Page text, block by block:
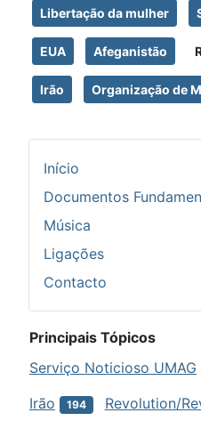
Libertação da mulher
EUA Afeganistão
Irão Organização de
Início
Documentos
Música
Ligações
Contacto
Principais Tópicos
Serviço Noticioso UMAG
Irão 194 Revolution/